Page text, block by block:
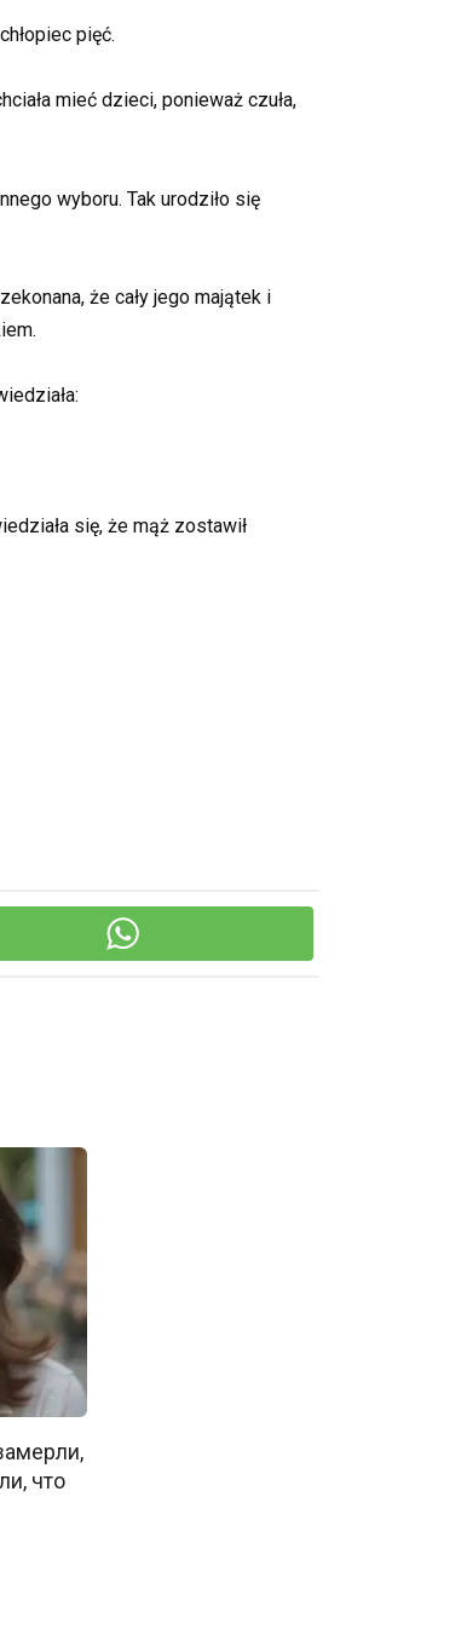
pięć.
mieć dzieci, ponieważ czuła,
wyboru. Tak urodziło się
że cały jego majątek i
się, że mąż zostawił
что